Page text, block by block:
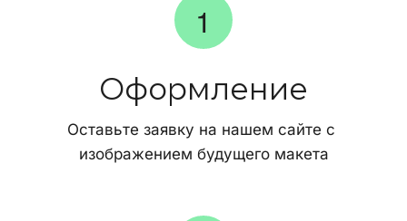
Оформление
Оставьте заявку на нашем сайте с
изображением будущего макета